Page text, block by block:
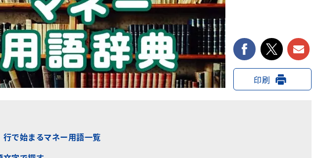
facebooktwitter
印刷
行で始まるマネー用語一覧